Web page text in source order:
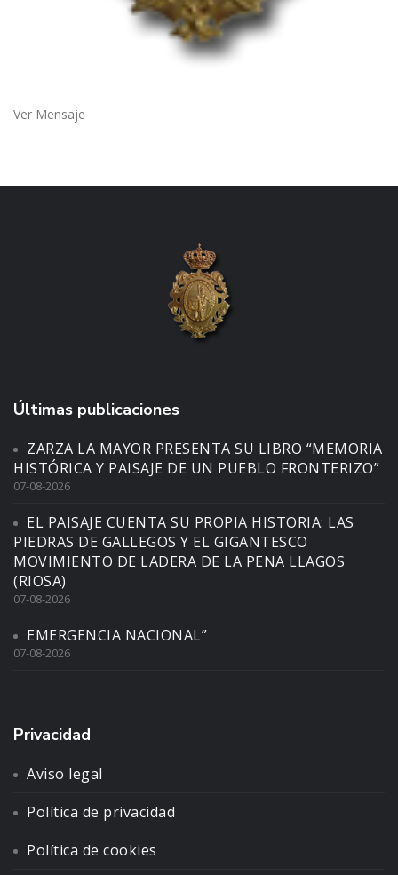
Ver Mensaje
Últimas publicaciones
ZARZA LA MAYOR PRESENTA SU LIBRO “MEMORIA
HISTÓRICA Y PAISAJE DE UN PUEBLO FRONTERIZO”
07-08-2026
EL PAISAJE CUENTA SU PROPIA HISTORIA: LAS
PIEDRAS DE GALLEGOS Y EL GIGANTESCO
MOVIMIENTO DE LADERA DE LA PENA LLAGOS
(RIOSA)
07-08-2026
EMERGENCIA NACIONAL”
07-08-2026
Privacidad
Aviso legal
Política de privacidad
Política de cookies